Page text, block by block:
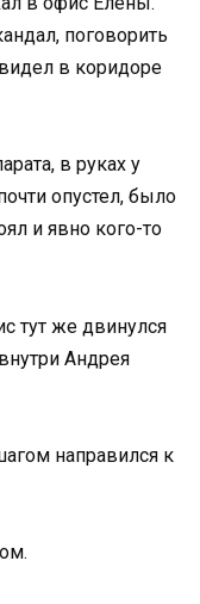
поговорить
в коридоре
в руках у
опустел, было
и явно кого-то
тут же двинулся
Андрея
направился к